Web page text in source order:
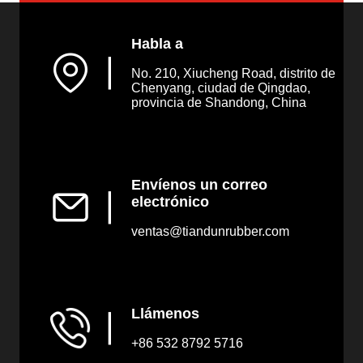
Habla a
No. 210, Xiucheng Road, distrito de
Chenyang, ciudad de Qingdao,
provincia de Shandong, China
Envíenos un correo
electrónico
ventas@tiandunrubber.com
Llámenos
+86 532 8792 5716